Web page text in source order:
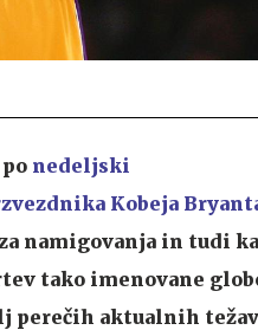
nedeljski
Kobeja
namigovanja in tudi
tako imenovane
perečih aktualnih